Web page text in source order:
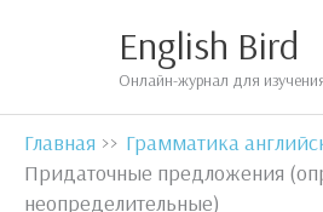
содержимому
English Bird
Онлайн-журнал для
Главная
Грамматика
Придаточные предложения
неопределительные)